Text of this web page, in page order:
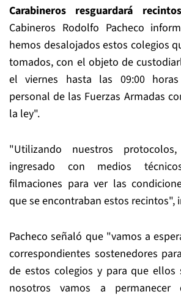
Carabineros resguardará recintos
Cabineros Rodolfo Pacheco
hemos desalojados estos colegios
tomados, con el objeto de
el viernes hasta las 09:00
personal de las Fuerzas Armadas
la ley".
"Utilizando nuestros
ingresado con medios
filmaciones para ver las
que se encontraban estos recintos",
Pacheco señaló que "vamos a
correspondientes sostenedores
de estos colegios y para que ellos
nosotros vamos a